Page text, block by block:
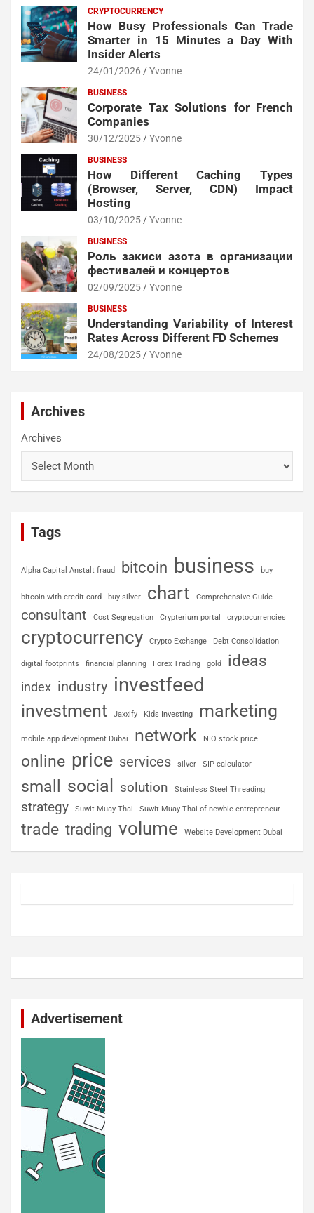
CRYPTOCURRENCY
How Busy Professionals Can Trade
Smarter in 15 Minutes a Day With
Insider Alerts
24/01/2026 Yvonne
BUSINESS
Corporate Tax Solutions for French
Companies
30/12/2025 Yvonne
BUSINESS
How Different Caching Types
(Browser, Server, CDN) Impact
Hosting
03/10/2025 Yvonne
BUSINESS
Роль закиси азота в организации
фестивалей и концертов
02/09/2025 Yvonne
BUSINESS
Understanding Variability of Interest
Rates Across Different FD Schemes
24/08/2025 Yvonne
Archives
Archives
Tags
Alpha Capital Anstalt fraud bitcoin business buy
bitcoin with credit card buy silver chart Comprehensive Guide
consultant Cost Segregation Crypterium portal cryptocurrencies
cryptocurrency Crypto Exchange Debt Consolidation
digital footprints financial planning Forex Trading gold ideas
index industry investfeed
investment Jaxxify Kids Investing marketing
mobile app development Dubai network NIO stock price
online price services silver SIP calculator
small social solution Stainless Steel Threading
strategy Suwit Muay Thai Suwit Muay Thai of newbie entrepreneur
trade trading volume Website Development Dubai
Advertisement